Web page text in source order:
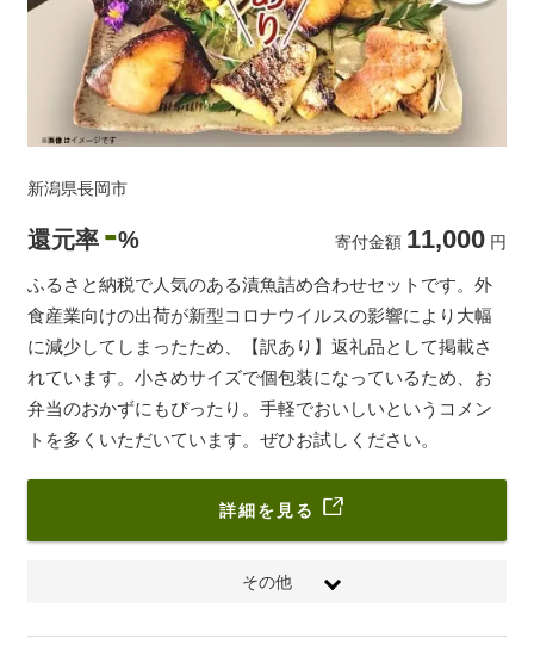
新潟県長岡市
還元率 -% 寄付金額 11,000 円
ふるさと納税で人気のある漬魚詰め合わせセットです。外
食産業向けの出荷が新型コロナウイルスの影響により大幅
に減少してしまったため、【訳あり】返礼品として掲載さ
れています。小さめサイズで個包装になっているため、お
弁当のおかずにもぴったり。手軽でおいしいというコメン
トを多くいただいています。ぜひお試しください。
詳細を見る
その他
・庵漬 60g×4切